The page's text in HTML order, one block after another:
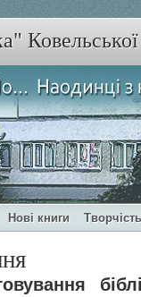
Нові книги